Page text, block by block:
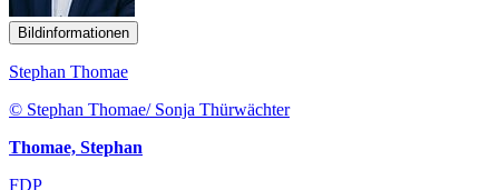
Bildinformationen
Stephan Thomae
© Stephan Thomae/ Sonja Thürwächter
Thomae, Stephan
FDP